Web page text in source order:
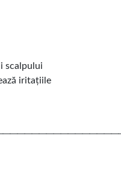
scalpului
iritațiile